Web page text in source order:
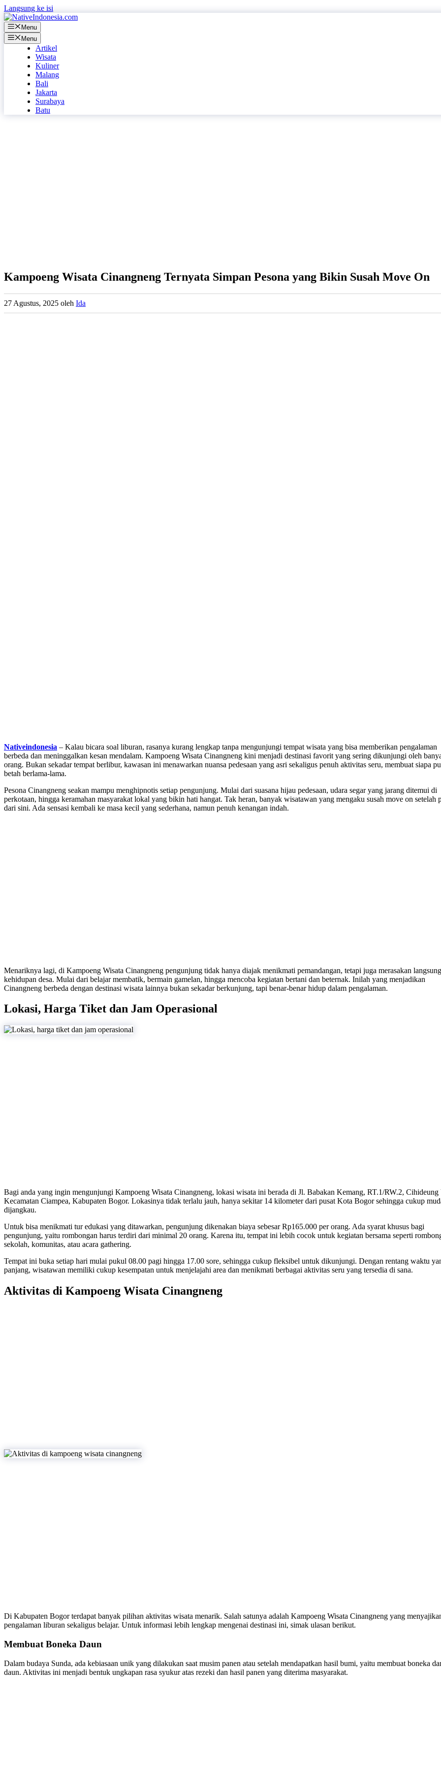
Langsung ke isi
Menu
Menu
Artikel
Wisata
Kuliner
Malang
Bali
Jakarta
Surabaya
Batu
Kampoeng Wisata Cinangneng Ternyata Simpan Pesona yang Bikin Susah Move On
27 Agustus, 2025 oleh Ida
Nativeindonesia – Kalau bicara soal liburan, rasanya kurang lengkap tanpa mengunjungi tempat wisata yang bisa memberikan pengalaman
berbeda dan meninggalkan kesan mendalam. Kampoeng Wisata Cinangneng kini menjadi destinasi favorit yang sering dikunjungi oleh
orang. Bukan sekadar tempat berlibur, kawasan ini menawarkan nuansa pedesaan yang asri sekaligus penuh aktivitas seru, membuat siapa
betah berlama-lama.
Pesona Cinangneng seakan mampu menghipnotis setiap pengunjung. Mulai dari suasana hijau pedesaan, udara segar yang jarang ditemui di
perkotaan, hingga keramahan masyarakat lokal yang bikin hati hangat. Tak heran, banyak wisatawan yang mengaku susah move on setelah
dari sini. Ada sensasi kembali ke masa kecil yang sederhana, namun penuh kenangan indah.
Menariknya lagi, di Kampoeng Wisata Cinangneng pengunjung tidak hanya diajak menikmati pemandangan, tetapi juga merasakan langsung
kehidupan desa. Mulai dari belajar membatik, bermain gamelan, hingga mencoba kegiatan bertani dan beternak. Inilah yang menjadikan
Cinangneng berbeda dengan destinasi wisata lainnya bukan sekadar berkunjung, tapi benar-benar hidup dalam pengalaman.
Lokasi, Harga Tiket dan Jam Operasional
Bagi anda yang ingin mengunjungi Kampoeng Wisata Cinangneng, lokasi wisata ini berada di Jl. Babakan Kemang, RT.1/RW.2,
Kecamatan Ciampea, Kabupaten Bogor. Lokasinya tidak terlalu jauh, hanya sekitar 14 kilometer dari pusat Kota Bogor sehingga cukup
dijangkau.
Untuk bisa menikmati tur edukasi yang ditawarkan, pengunjung dikenakan biaya sebesar Rp165.000 per orang. Ada syarat khusus bagi
pengunjung, yaitu rombongan harus terdiri dari minimal 20 orang. Karena itu, tempat ini lebih cocok untuk kegiatan bersama seperti
sekolah, komunitas, atau acara gathering.
Tempat ini buka setiap hari mulai pukul 08.00 pagi hingga 17.00 sore, sehingga cukup fleksibel untuk dikunjungi. Dengan rentang waktu
panjang, wisatawan memiliki cukup kesempatan untuk menjelajahi area dan menikmati berbagai aktivitas seru yang tersedia di sana.
Aktivitas di Kampoeng Wisata Cinangneng
Di Kabupaten Bogor terdapat banyak pilihan aktivitas wisata menarik. Salah satunya adalah Kampoeng Wisata Cinangneng yang
pengalaman liburan sekaligus belajar. Untuk informasi lebih lengkap mengenai destinasi ini, simak ulasan berikut.
Membuat Boneka Daun
Dalam budaya Sunda, ada kebiasaan unik yang dilakukan saat musim panen atau setelah mendapatkan hasil bumi, yaitu membuat boneka
daun. Aktivitas ini menjadi bentuk ungkapan rasa syukur atas rezeki dan hasil panen yang diterima masyarakat.